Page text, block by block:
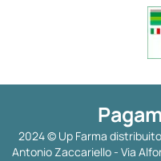
2024 © Up Farma
Antonio Zaccariello - Via